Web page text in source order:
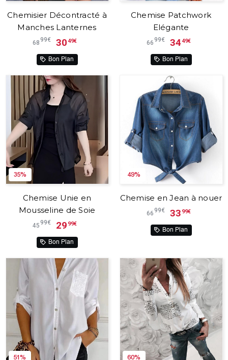
Chemisier Décontracté à
Manches Lanternes
6899€ 3049€
Bon Plan
Chemise Patchwork
Elégante
6699€ 3449€
Bon Plan
35%
Chemise Unie en
Mousseline de Soie
4599€ 29 99€
Bon Plan
49%
Chemise en Jean à nouer
6699€ 33 99€
Bon Plan
51% 60%